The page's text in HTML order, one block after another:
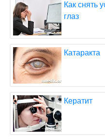
Как снять
глаз
Катаракта
Кератит